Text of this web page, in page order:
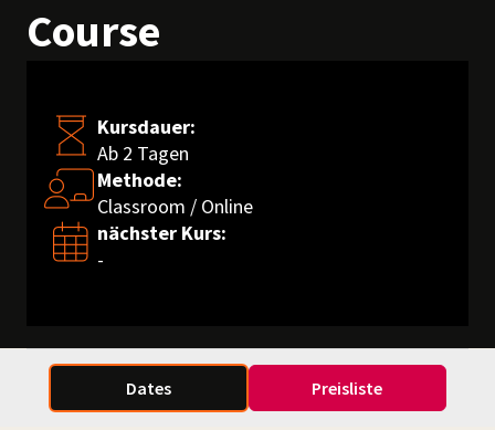
Course
Kursdauer:
Ab 2 Tagen
Methode:
Classroom / Online
nächster Kurs:
-
Dates Preisliste